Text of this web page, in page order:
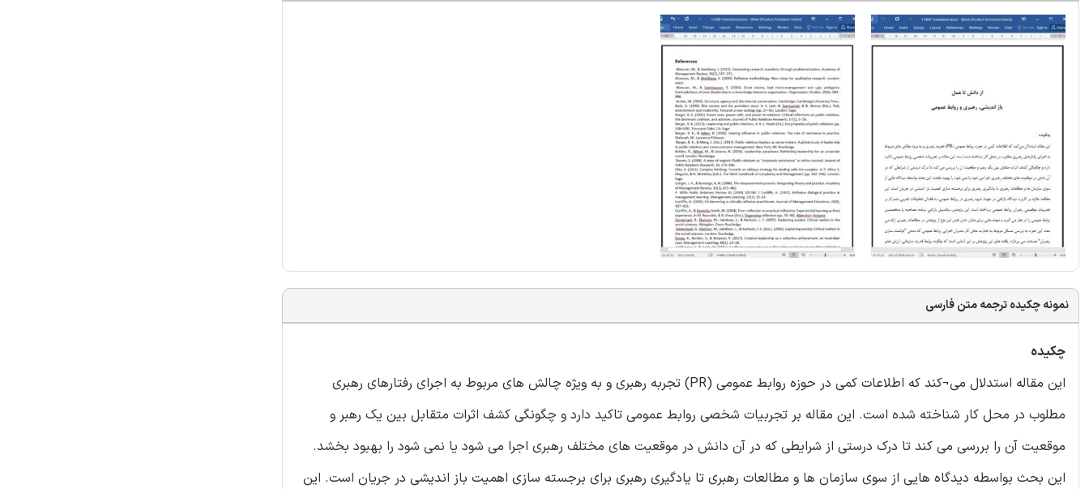
نمونه چکیده ترجمه متن فارسی
چکیده
این مقاله استدلال می¬کند که اطلاعات کمی در حوزه روابط عمومی (PR) تجربه رهبری و به ویژه چالش های مربوط به اجرای رفتارهای رهبری
مطلوب در محل کار شناخته شده است. این مقاله بر تجربیات شخصی روابط عمومی تاکید دارد و چگونگی کشف اثرات متقابل بین یک رهبر و
موقعیت آن را بررسی می کند تا درک درستی از شرایطی که در آن دانش در موقعیت های مختلف رهبری اجرا می شود یا نمی شود را بهبود بخشد.
این بحث بواسطه دیدگاه هایی از سوی سازمان ها و مطالعات رهبری تا یادگیری رهبری برای برجسته سازی اهمیت باز اندیشی در جریان است. این